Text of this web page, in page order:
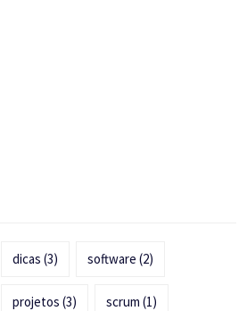
dicas (3) software (2)
projetos (3) scrum (1)